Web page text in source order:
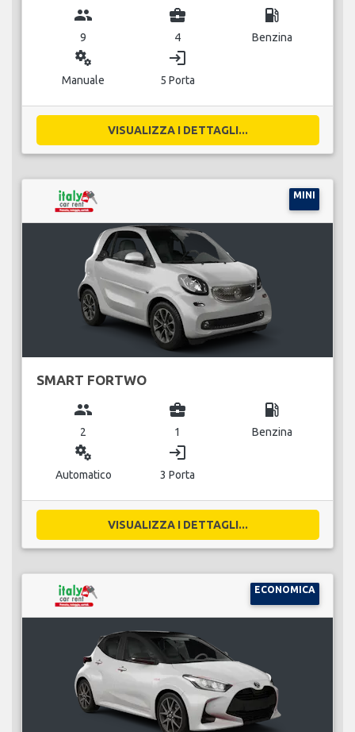
group
9
business_center
4
local_gas_station
Benzina
miscellaneous_services
Manuale
login
5 Porta
VISUALIZZA I DETTAGLI...
MINI
SMART FORTWO
group
2
business_center
1
local_gas_station
Benzina
miscellaneous_services
Automatico
login
3 Porta
VISUALIZZA I DETTAGLI...
ECONOMICA